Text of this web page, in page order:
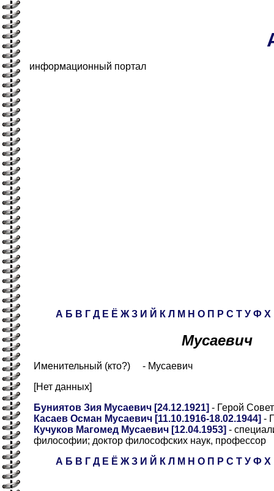
информационный портал
А Б В Г Д Е Ё Ж З И Й К Л М Н О П Р С Т У Ф Х
Мусаевич
Именительный (кто?) - Мусаевич
[Нет данных]
Буниятов Зия Мусаевич [24.12.1921] - Герой
Касаев Осман Мусаевич [11.10.1916-18.02.1944] -
Кучуков Магомед Мусаевич [12.04.1953] -
философии; доктор философских наук, профессор
А Б В Г Д Е Ё Ж З И Й К Л М Н О П Р С Т У Ф Х